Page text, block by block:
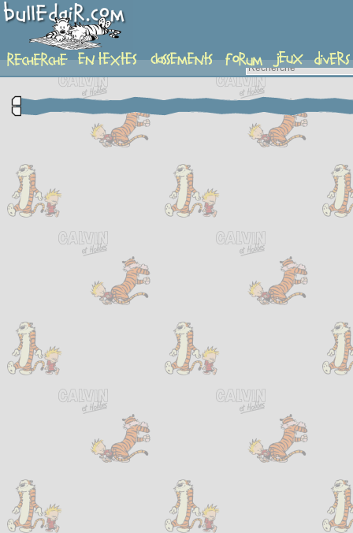
complement-fiche